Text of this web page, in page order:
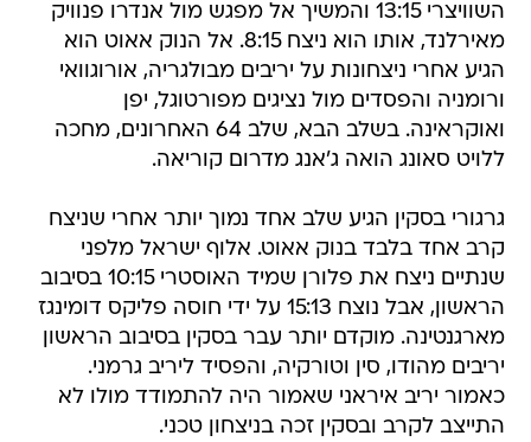
השוויצרי 13:15 והמשיך אל מפגש מול אנדרו פנוויק
מאירלנד, אותו הוא ניצח 8:15. אל הנוק אאוט הוא
הגיע אחרי ניצחונות על יריבים מבולגריה, אורוגוואי
ורומניה והפסדים מול נציגים מפורטוגל, יפן
ואוקראינה. בשלב הבא, שלב 64 האחרונים, מחכה
ללויט סאונג הואה ג'אנג מדרום קוריאה.
גרגורי בסקין הגיע שלב אחד נמוך יותר אחרי שניצח
קרב אחד בלבד בנוק אאוט. אלוף ישראל מלפני
שנתיים ניצח את פלורן שמיד האוסטרי 10:15 בסיבוב
הראשון, אבל נוצח 15:13 על ידי חוסה פליקס דומינגז
מארגנטינה. מוקדם יותר עבר בסקין בסיבוב הראשון
יריבים מהודו, סין וטורקיה, והפסיד ליריב גרמני.
כאמור יריב איראני שאמור היה להתמודד מולו לא
התייצב לקרב ובסקין זכה בניצחון טכני.